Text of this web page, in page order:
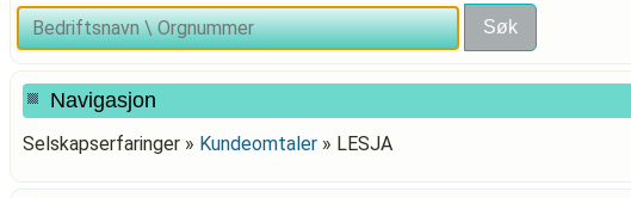
Navigasjon
Selskapserfaringer » Kundeomtaler » LESJA